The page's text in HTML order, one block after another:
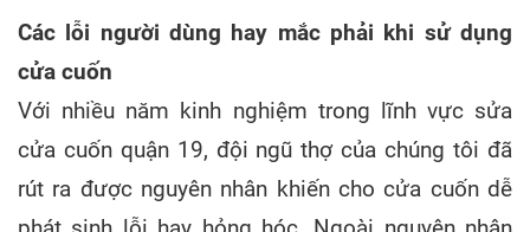
Các lỗi người dùng hay mắc phải khi sử dụng
cửa cuốn
Với nhiều năm kinh nghiệm trong lĩnh vực sửa
cửa cuốn quận 19, đội ngũ thợ của chúng tôi đã
rút ra được nguyên nhân khiến cho cửa cuốn dễ